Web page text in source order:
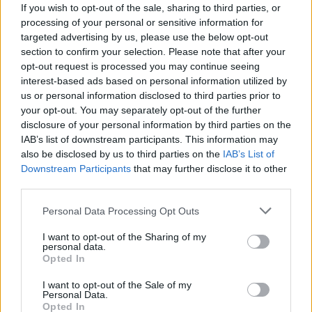
If you wish to opt-out of the sale, sharing to third parties, or
processing of your personal or sensitive information for
targeted advertising by us, please use the below opt-out
section to confirm your selection. Please note that after your
opt-out request is processed you may continue seeing
interest-based ads based on personal information utilized by
us or personal information disclosed to third parties prior to
your opt-out. You may separately opt-out of the further
disclosure of your personal information by third parties on the
IAB’s list of downstream participants. This information may
also be disclosed by us to third parties on the IAB’s List of
Downstream Participants that may further disclose it to other
Please note that this website/app uses one or more Google
not limited to your visit or usage behaviour. You may click to
grant or deny consent to Google and its third-party tags to
use your data for below specified purposes in below Google
consent section.
Personal Data Processing Opt Outs
I want to opt-out of the Sharing of my
personal data.
Opted In
I want to opt-out of the Sale of my
Personal Data.
Opted In
Uzbekistan è un’ambasciata di collegamento della NATO,
aggiungendo che questo è stato il primo punto di contatto
diretto con l’alleanza, ha detto che l’Uzbekistan è un
importante partner della NATO grazie al suo ruolo di primo
piano nella lotta al terrorismo in Asia centrale.